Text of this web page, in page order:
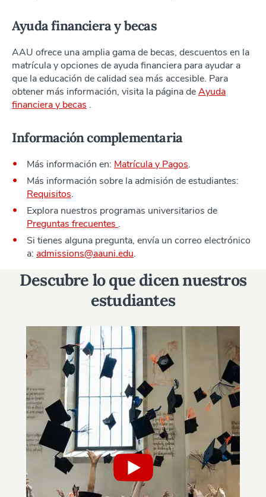
Ayuda financiera y becas
AAU ofrece una amplia gama de becas, descuentos en la
matrícula y opciones de ayuda financiera para ayudar a
que la educación de calidad sea más accesible. Para
obtener más información, visita la página deAyuda
financiera y becas .
Información complementaria
Más información en: Matrícula y Pagos.
Más información sobre la admisión de estudiantes:
Requisitos.
Explora nuestros programas universitarios de
Preguntas frecuentes .
Si tienes alguna pregunta, envía un correo electrónico
a: admissions@aauni.edu.
Descubre lo que dicen nuestros
estudiantes